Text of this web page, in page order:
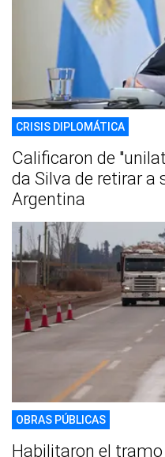
CRISIS DIPLOMÁTICA
Calificaron de
da Silva de retirar a
Argentina
OBRAS PÚBLICAS
Habilitaron el tramo